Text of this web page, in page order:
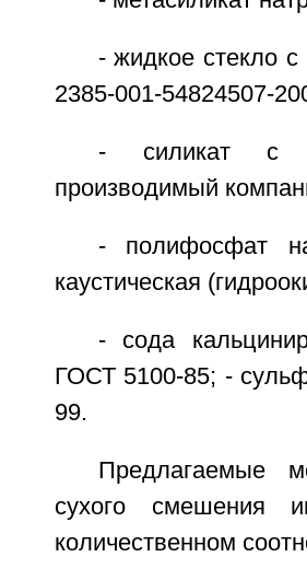
- жидкое стекло
2385-001-54824507-
- силикат с
производимый
- полифосфат
каустическая
- сода
ГОСТ 5100-85; -
99.
Предлагаемые
сухого смешения
количественном